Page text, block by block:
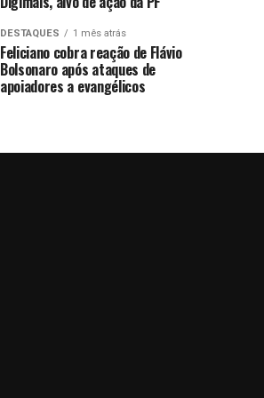
DESTAQUES 1 mês atrás
Feliciano cobra reação de Flávio
Bolsonaro após ataques de
apoiadores a evangélicos